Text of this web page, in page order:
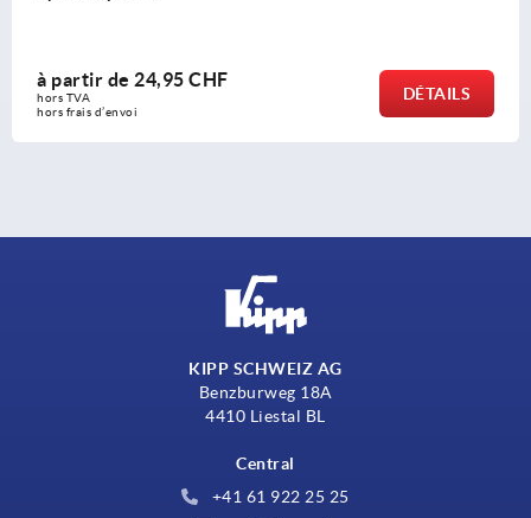
DÉTAILS
à partir de 11,15 CHF
hors frais d’envoi
KIPP SCHWEIZ AG
Benzburweg 18A
4410 Liestal BL
Central
+41 61 922 25 25